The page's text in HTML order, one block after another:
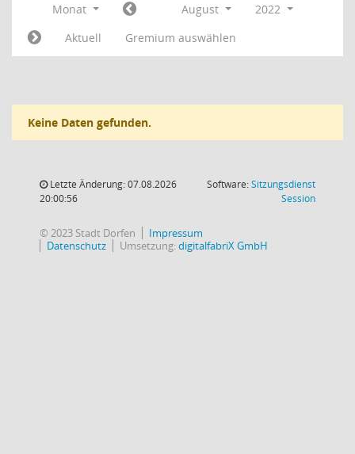
Monat August
2022
Aktuell
Gremium auswählen
Keine Daten gefunden.
Letzte Änderung: 07.08.2026
20:00:56
Software:Sitzungsdienst
Session(Wird in
© 2023 Stadt Dorfen
Impressum
Datenschutz
Umsetzung:digitalfabriX GmbH